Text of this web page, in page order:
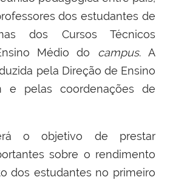
dos estudantes de
dos Cursos Técnicos
Médio do campus. A
pela Direção de Ensino
e pelas coordenações de
o objetivo de prestar
sobre o rendimento
dos estudantes no primeiro